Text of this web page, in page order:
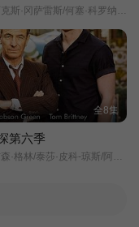
雷斯/何塞·科罗纳多/Hiba Abouk/鲁本·科尔达达/Thaïs Blume/斯塔尼·科佩/
全8集
第六季
西·艾因斯沃斯/斯凯·露西亚·德格鲁托拉/尼克·布莱波尔/汤姆·布里特尼/奥利弗·迪姆斯戴尔/布莱德利·豪尔/梅丽莎·约翰斯/加里·比德尔/吉玛·雷德格里夫/肖恩·杜利/斯图尔特·鲍曼/多米尼克·马夫海姆/卡梅伦·杰克/萨姆·菲利普斯/